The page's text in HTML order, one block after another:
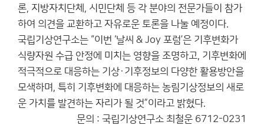
론, 지방자치단체, 시민단체 등 각 분야의 전문가들이 참가
하여 의견을 교환하고 자유로운 토론을 나눌 예정이다.
국립기상연구소는 “이번 ‘날씨 & Joy 포럼’은 기후변화가
식량자원 수급 안정에 미치는 영향을 조명하고, 기후변화에
적극적으로 대응하는 기상·기후정보의 다양한 활용방안을
모색하며, 특히 기후변화에 대응하는 농림기상정보의 새로
운 가치를 발견하는 자리가 될 것”이라고 밝혔다.
문의 : 국립기상연구소 최철운 6712-0231